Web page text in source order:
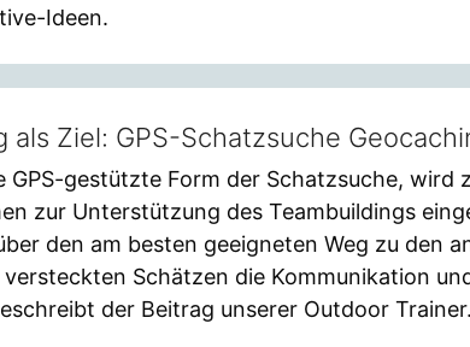
Ideen.
als Ziel: GPS-Schatzsuche
GPS-gestützte Form der Schatzsuche, wird
zur Unterstützung des Teambuildings
den am besten geeigneten Weg zu den
Schätzen die Kommunikation
der Beitrag unserer Outdoor Trainer.